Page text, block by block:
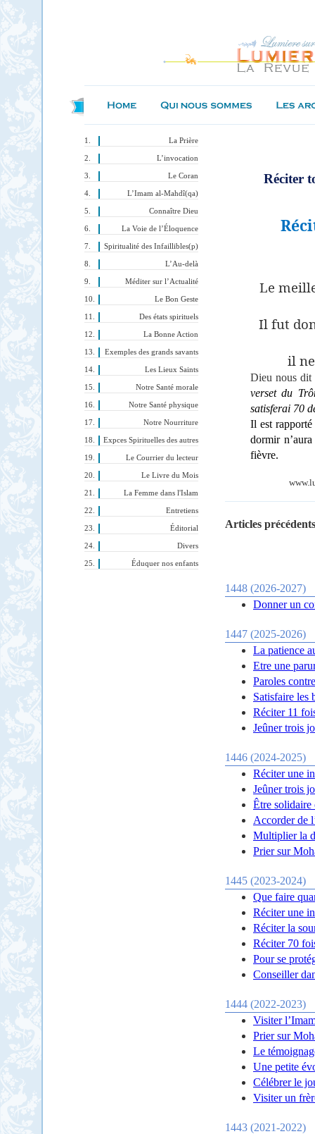
La Prière
L’invocation
Le Coran
L’Imam al-Mahdî(qa)
Connaître Dieu
La Voie de l’Éloquence
Spiritualité des Infaillibles(p)
L’Au-delà
Méditer sur l’Actualité
Le Bon Geste
Des états spirituels
La Bonne Action
Exemples des grands savants
Les Lieux Saints
Notre Santé morale
Notre Santé physique
Notre Nourriture
Expces Spirituelles des autres
Le Courrier du lecteur
Le Livre du Mois
La Femme dans l'Islam
Entretiens
Éditorial
Divers
Éduquer nos enfants
Réciter
R
Le
Il fut
il
Dieu nous dit
verset du
satisferai 70
Il est
dormir
fièvre.
Articles
1448 (2026-2027)
Donner un
1447 (2025-2026)
La patience
Etre une
Paroles
Satisfaire les
Réciter 11
Jeûner trois
1446 (2024-2025)
Réciter une
Jeûner trois
Être solidaire
Accorder de
Multiplier la
Prier sur
1445 (2023-2024)
Que faire
Réciter une
Réciter la
Réciter 70
Pour se
Conseiller
1444 (2022-2023)
Visiter
Prier sur
Le
Une petite
Célébrer le
Visiter un
1443 (2021-2022)